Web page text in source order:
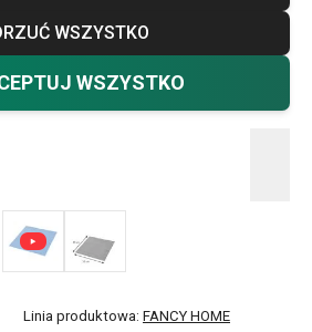
WSZYSTKO
WSZYSTKO
Linia produktowa: FANCY HOME